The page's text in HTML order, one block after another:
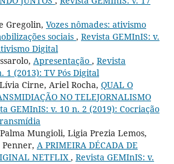
Gregolin, Vozes nômades: ativismo
sociais , Revista GEMInIS: v.
Digital
Apresentação , Revista
1 (2013): TV Pós Digital
Cirne, Ariel Rocha, QUAL O
NO TELEJORNALISMO
GEMInIS: v. 10 n. 2 (2019): Cocriação
Mungioli, Ligia Prezia Lemos,
A PRIMEIRA DÉCADA DE
NETFLIX , Revista GEMInIS: v.